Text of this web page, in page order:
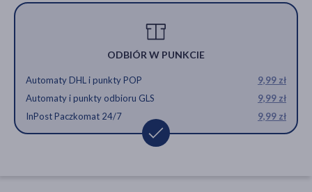
ODBIÓR W PUNKCIE
Automaty DHL i punkty POP
9,99 zł
Automaty i punkty odbioru GLS
9,99 zł
InPost Paczkomat 24/7
9,99 zł